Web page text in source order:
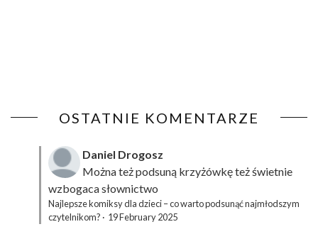
OSTATNIE KOMENTARZE
Daniel Drogosz
Można też podsuną krzyżówkęteż świetnie
wzbogaca słownictwo
Najlepsze komiksy dla dzieci – co warto podsunąć najmłodszym
czytelnikom? · 19 February 2025